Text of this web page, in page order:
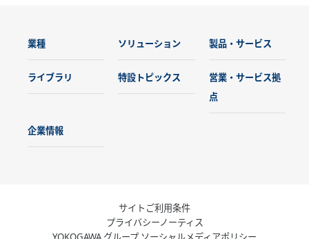
業種 ソリューション 製品・サービス
ライブラリ 特設トピックス
営業・サービス拠
点
企業情報
サイトご利用条件
プライバシーノーティス